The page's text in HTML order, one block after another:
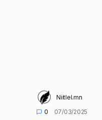
Niitlel.mn
0
07/03/2025